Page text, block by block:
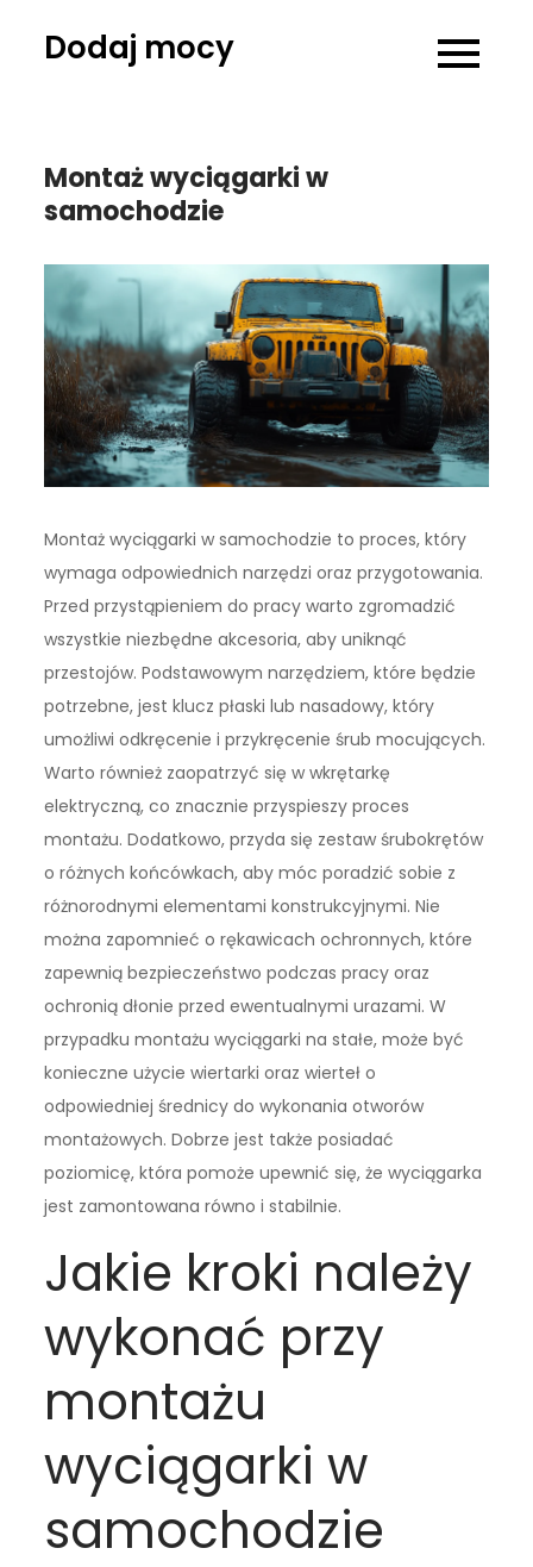
Dodaj mocy
Montaż wyciągarki w
samochodzie
Montaż wyciągarki w samochodzie to proces, który
wymaga odpowiednich narzędzi oraz przygotowania.
Przed przystąpieniem do pracy warto zgromadzić
wszystkie niezbędne akcesoria, aby uniknąć
przestojów. Podstawowym narzędziem, które będzie
potrzebne, jest klucz płaski lub nasadowy, który
umożliwi odkręcenie i przykręcenie śrub mocujących.
Warto również zaopatrzyć się w wkrętarkę
elektryczną, co znacznie przyspieszy proces
montażu. Dodatkowo, przyda się zestaw śrubokrętów
o różnych końcówkach, aby móc poradzić sobie z
różnorodnymi elementami konstrukcyjnymi. Nie
można zapomnieć o rękawicach ochronnych, które
zapewnią bezpieczeństwo podczas pracy oraz
ochronią dłonie przed ewentualnymi urazami. W
przypadku montażu wyciągarki na stałe, może być
konieczne użycie wiertarki oraz wierteł o
odpowiedniej średnicy do wykonania otworów
montażowych. Dobrze jest także posiadać
poziomicę, która pomoże upewnić się, że wyciągarka
jest zamontowana równo i stabilnie.
Jakie kroki należy
wykonać przy
montażu
wyciągarki w
samochodzie